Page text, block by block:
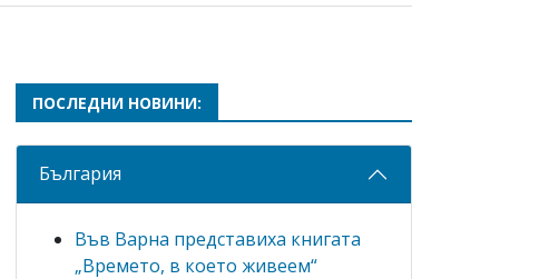
ПОСЛЕДНИ НОВИНИ:
България
Във Варна представиха книгата
„Времето, в което живеем“